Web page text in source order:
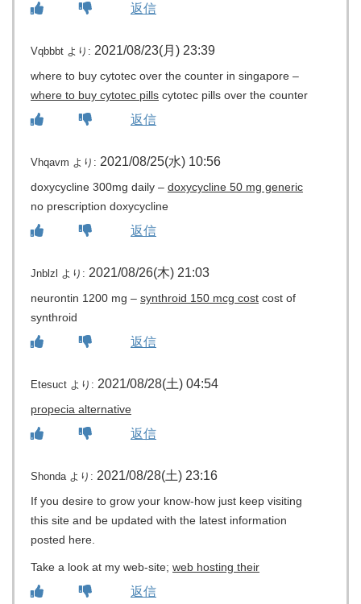
返信
Vqbbbt より: 2021/08/23(月) 23:39
where to buy cytotec over the counter in singapore –
where to buy cytotec pills cytotec pills over the counter
返信
Vhqavm より: 2021/08/25(水) 10:56
doxycycline 300mg daily – doxycycline 50 mg generic
no prescription doxycycline
返信
Jnblzl より: 2021/08/26(木) 21:03
neurontin 1200 mg – synthroid 150 mcg cost cost of
synthroid
返信
Etesuct より: 2021/08/28(土) 04:54
propecia alternative
返信
Shonda より: 2021/08/28(土) 23:16
If you desire to grow your know-how just keep visiting
this site and be updated with the latest information
posted here.
Take a look at my web-site; web hosting their
返信